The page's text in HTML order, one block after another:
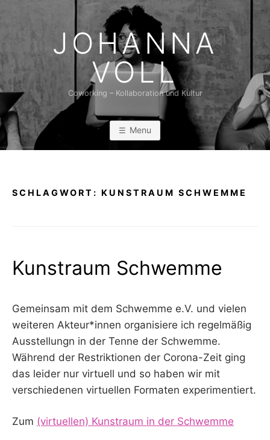
content
JOHANNA
VOLL
Coworking – Kollaboration und Kultur
Menu
SCHLAGWORT: KUNSTRAUM SCHWEMME
Kunstraum Schwemme
Gemeinsam mit dem Schwemme e.V. und vielen
weiteren Akteur*innen organisiere ich regelmäßig
Ausstellungn in der Tenne der Schwemme.
Während der Restriktionen der Corona-Zeit ging
das leider nur virtuell und so haben wir mit
verschiedenen virtuellen Formaten experimentiert.
Zum (virtuellen) Kunstraum in der Schwemme